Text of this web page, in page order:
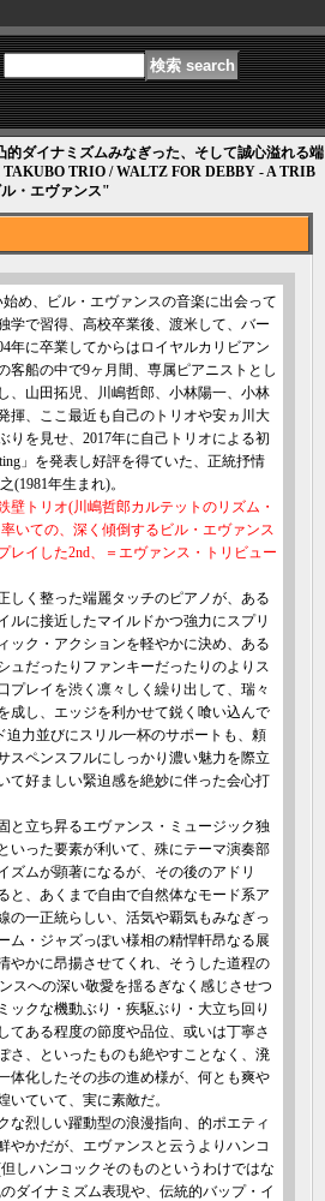
的ダイナミズムみなぎった、そして誠心溢れる端
TRIO / WALTZ FOR DEBBY - A TRIB
・エヴァンス"
め、ビル・エヴァンスの音楽に出会って
学で習得、高校卒業後、渡米して、バー
年に卒業してからはロイヤルカリビアン
客船の中で9ヶ月間、専属ピアニストとし
、山田拓児、川嶋哲郎、小林陽一、小林
揮、ここ最近も自己のトリオや安ヵ川大
りを見せ、2017年に自己トリオによる初
」を発表し好評を得ていた、正統抒情
(1981年生まれ)。
壁トリオ(川嶋哲郎カルテットのリズム・
いての、深く傾倒するビル・エヴァンス
レイした2nd、＝エヴァンス・トリビュー
しく整った端麗タッチのピアノが、ある
ルに接近したマイルドかつ強力にスプリ
ック・アクションを軽やかに決め、ある
ュだったりファンキーだったりのよりス
プレイを渋く凛々しく繰り出して、瑞々
成し、エッジを利かせて鋭く喰い込んで
迫力並びにスリル一杯のサポートも、頼
スペンスフルにしっかり濃い魅力を際立
て好ましい緊迫感を絶妙に伴った会心打
と立ち昇るエヴァンス・ミュージック独
いった要素が利いて、殊にテーマ演奏部
ズムが顕著になるが、その後のアドリ
と、あくまで自由で自然体なモード系ア
の一正統らしい、活気や覇気もみなぎっ
ム・ジャズっぽい様相の精悍軒昂なる展
やかに昂揚させてくれ、そうした道程の
スへの深い敬愛を揺るぎなく感じさせつ
ックな機動ぶり・疾駆ぶり・大立ち回り
てある程度の節度や品位、或いは丁寧さ
さ、といったものも絶やすことなく、溌
体化したその歩の進め様が、何とも爽や
いていて、実に素敵だ。
烈しい躍動型の浪漫指向、的ポエティ
やかだが、エヴァンスと云うよりハンコ
しハンコックそのものというわけではな
ダイナミズム表現や、伝統的バップ・イ